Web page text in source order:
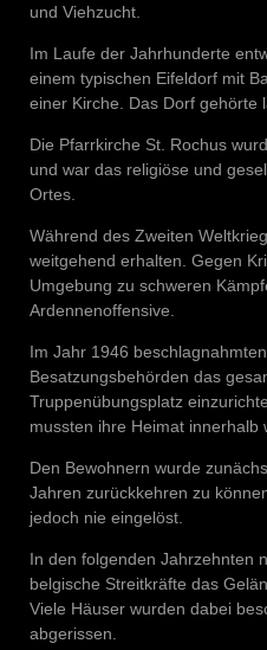
und Viehzucht.
Im Laufe der Jahrhunderte
einem typischen Eifeldorf mit
einer Kirche. Das Dorf gehörte
Die Pfarrkirche St. Rochus
und war das religiöse und
Ortes.
Während des Zweiten
weitgehend erhalten. Gegen
Umgebung zu schweren
Ardennenoffensive.
Im Jahr 1946
Besatzungsbehörden das
Truppenübungsplatz
mussten ihre Heimat innerhalb
Den Bewohnern wurde
Jahren zurückkehren zu
jedoch nie eingelöst.
In den folgenden Jahrzehnten
belgische Streitkräfte das
Viele Häuser wurden dabei
abgerissen.